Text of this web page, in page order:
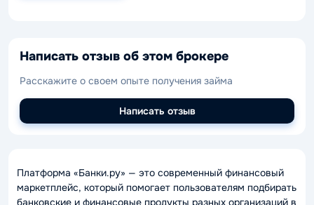
Написать отзыв об этом брокере
Расскажите о своем опыте получения займа
Написать отзыв
Платформа «Банки.ру» — это современный финансовый
маркетплейс, который помогает пользователям подбирать
банковские и финансовые продукты разных организаций в